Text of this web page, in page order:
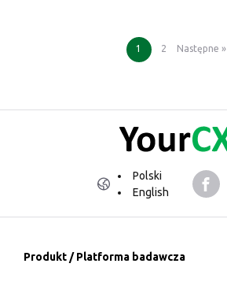
1 2 Następne »
Polski
English
Produkt / Platforma badawcza